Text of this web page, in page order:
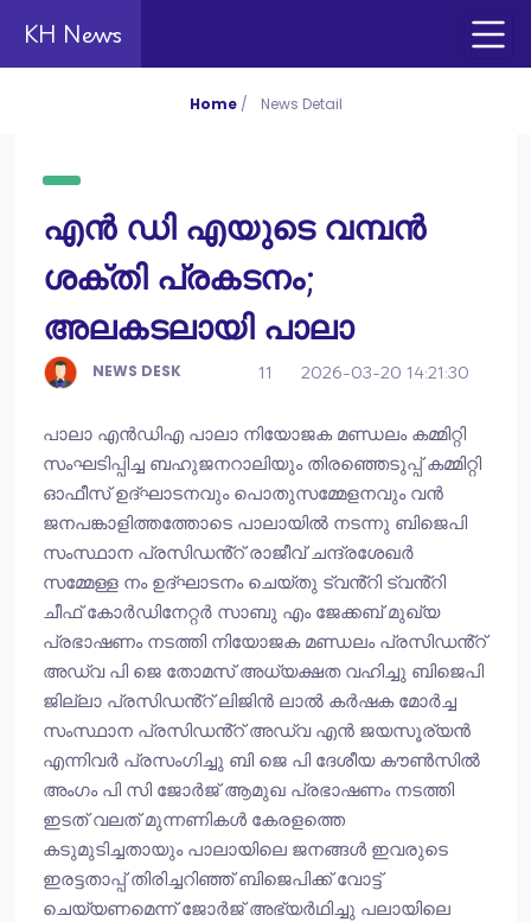
KH News
Home / News Detail
എൻ ഡി എയുടെ വമ്പൻ
ശക്തി പ്രകടനം;
അലകടലായി പാലാ
NEWS DESK 11 2026-03-20 14:21:30
പാലാ എൻഡിഎ പാലാ നിയോജക മണ്ഡലം കമ്മിറ്റി
സംഘടിപ്പിച്ച ബഹുജനറാലിയും തിരഞ്ഞെടുപ്പ് കമ്മിറ്റി
ഓഫീസ് ഉദ്ഘാടനവും പൊതുസമ്മേളനവും വൻ
ജനപങ്കാളിത്തത്തോടെ പാലായിൽ നടന്നു ബിജെപി
സംസ്ഥാന പ്രസിഡൻ്റ് രാജീവ് ചന്ദ്രശേഖർ
സമ്മേള്ള നം ഉദ്ഘാടനം ചെയ്തു ട്വൻ്റി ട്വൻ്റി
ചീഫ് കോർഡിനേറ്റർ സാബു എം ജേക്കബ് മുഖ്യ
പ്രഭാഷണം നടത്തി നിയോജക മണ്ഡലം പ്രസിഡൻ്റ്
അഡ്വ പി ജെ തോമസ് അധ്യക്ഷത വഹിച്ചു ബിജെപി
ജില്ലാ പ്രസിഡൻ്റ് ലിജിൻ ലാൽ കർഷക മോർച്ച
സംസ്ഥാന പ്രസിഡൻ്റ് അഡ്വ എൻ ജയസൂര്യൻ
എന്നിവർ പ്രസംഗിച്ചു ബി ജെ പി ദേശീയ കൗൺസിൽ
അംഗം പി സി ജോർജ് ആമുഖ പ്രഭാഷണം നടത്തി
ഇടത് വലത് മുന്നണികൾ കേരളത്തെ
കടുമുടിച്ചതായും പാലായിലെ ജനങ്ങൾ ഇവരുടെ
ഇരട്ടതാപ്പ് തിരിച്ചറിഞ്ഞ് ബിജെപിക്ക് വോട്ട്
ചെയ്യണമെന്ന് ജോർജ് അഭ്യർഥിച്ചു പലായിലെ